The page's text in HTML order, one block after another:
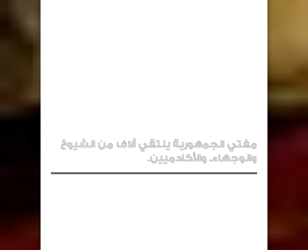
مفتي الجمهورية يلتقي آلاف من الشيوخ
والوجهاء. والأكادميين.